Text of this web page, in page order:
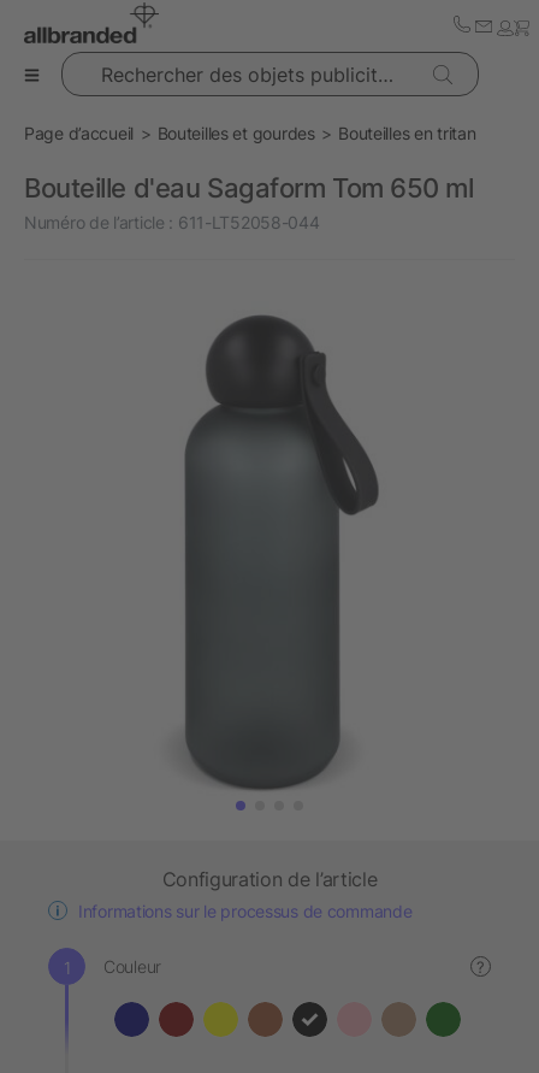
Rechercher des objets publicitaires
Page d’accueil Bouteilles et gourdes Bouteilles en tritan
Bouteille d'eau Sagaform Tom 650 ml
Numéro de l’article : 611-LT52058-044
Configuration de l’article
Informations sur le processus de commande
Couleur ?